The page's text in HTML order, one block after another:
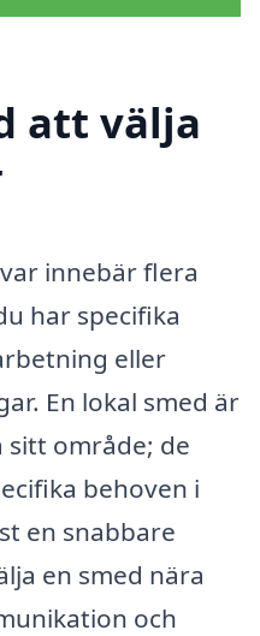
att välja
innebär flera
har specifika
eller
En lokal smed är
sitt område; de
behoven i
en snabbare
en smed nära
och